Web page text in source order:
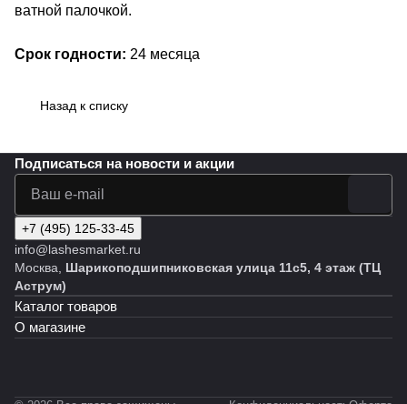
ватной палочкой.
Срок годности: 24 месяца
Назад к списку
Подписаться на новости и акции
+7 (495) 125-33-45
info@lashesmarket.ru
Москва, Шарикоподшипниковская улица 11с5, 4 этаж (ТЦ
Аструм)
Каталог товаров
О магазине